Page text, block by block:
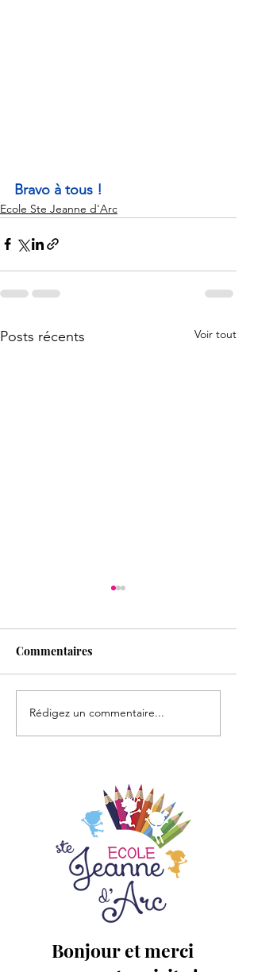
Bravo à tous !
Ecole Ste Jeanne d'Arc
Posts récents Voir tout
Commentaires
Rédigez un commentaire...
Bonjour et merci